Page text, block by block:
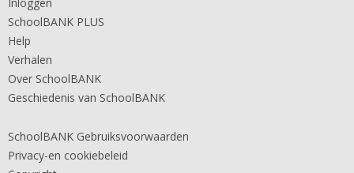
SchoolBANK PLUS
Help
Verhalen
Over SchoolBANK
Geschiedenis van SchoolBANK
SchoolBANK Gebruiksvoorwaarden
Privacy-en cookiebeleid